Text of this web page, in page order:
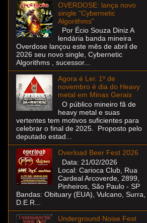
OVERDOSE: lança novo
single "Cybernetic
Algorithms"
Por Écio Souza Diniz A
lendária banda mineira
Overdose lançou este mês de abril de
2026 seu novo single, Cybernetic
Algorithms , sucessor...
Agora é Lei: 1º de
novembro é dia do Heavy
metal em Minas Gerais
O público mineiro fã de
heavy metal e suas
vertentes tem motivos suficientes para
celebrar o final de 2025. Proposto pelo
deputado estad...
Overload Beer Fest 2026
Data: 21/02/2026
Local: Carioca Club, Rua
Cardeal Arcoverde, 2899,
Pinheiros, São Paulo - SP
Bandas: Obituary (EUA), Vulcano, Surra,
D.E.R...
Underground Noise Fest